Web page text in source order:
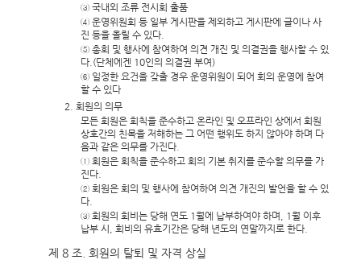
③ 국내외 조류 전시회 출품
④ 운영위원회 등 일부 게시판을 제외하고 게시판에 글이나 사
진 등을 올릴 수 있다.
⑤ 총회 및 행사에 참여하여 의견 개진 및 의결권을 행사할 수 있
다.(단체에겐 10인의 의결권 부여)
⑥ 일정한 요건을 갖출 경우 운영위원이 되어 회의 운영에 참여
할 수 있다
2. 회원의 의무
모든 회원은 회칙을 준수하고 온라인 및 오프라인 상에서 회원
상호간의 친목을 저해하는 그 어떤 행위도 하지 않아야 하며 다
음과 같은 의무를 가진다.
① 회원은 회칙을 준수하고 회의 기본 취지를 준수할 의무를 가
진다.
② 회원은 회의 및 행사에 참여하여 의견 개진의 발언을 할 수 있
다.
③ 회원의 회비는 당해 연도 1월에 납부하여야 하며, 1월 이후
납부 시, 회비의 유효기간은 당해 년도의 연말까지로 한다.
제 8 조. 회원의 탈퇴 및 자격 상실